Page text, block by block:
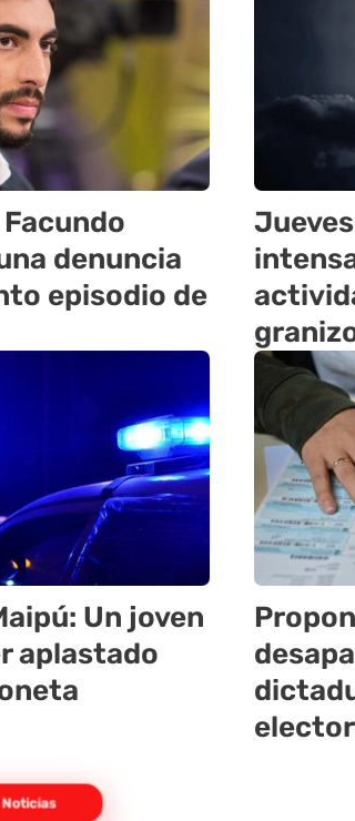
denuncia
episodio de
Un joven
aplastado
Noticias